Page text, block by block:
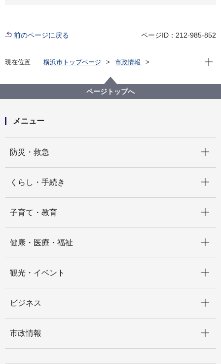
前のページに戻る ページID：212-985-852
現在位置 横浜市トップページ
市政情報
にぎわいスポーツ文化局
市役所アトリウムがスポーツパークに！YOKOHAMス
ポーツスプリングフェスタを開催します
現在
ページトップへ
メニュー
防災・救急
くらし・手続き
子育て・教育
健康・医療・福祉
観光・イベント
ビジネス
市政情報